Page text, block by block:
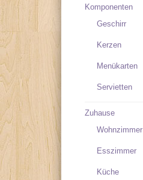
Komponenten
Geschirr
Kerzen
Menükarten
Servietten
Zuhause
Wohnzimmer
Esszimmer
Küche